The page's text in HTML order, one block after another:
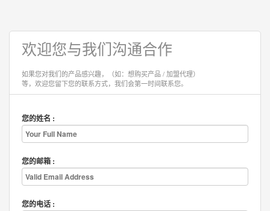
欢迎您与我们沟通合作
如果您对我们的产品感兴趣，（如：想购买产品 / 加盟代理）
等，欢迎您留下您的联系方式，我们会第一时间联系您。
您的姓名 :
您的邮箱 :
您的电话 :